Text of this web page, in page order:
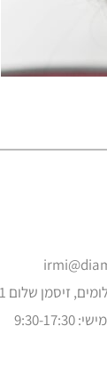
זיסמן שלום 1, רמת גן
17:30